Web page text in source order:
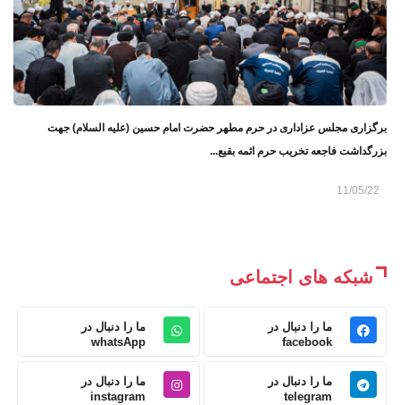
برگزاری مجلس عزاداری در حرم مطهر حضرت امام حسین (علیه السلام) جهت
بزرگداشت فاجعه تخریب حرم ائمه بقیع...
11/05/22
شبکه های اجتماعی
ما را دنبال در
facebook
ما را دنبال در
whatsApp
ما را دنبال در
telegram
ما را دنبال در
instagram